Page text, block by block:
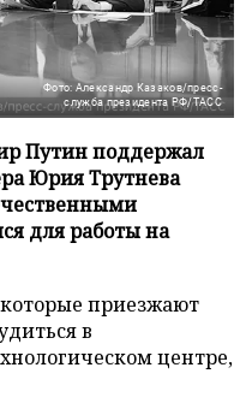
Фото: Александр Казаков/пресс-
служба президента РФ/ТАСС
Путин поддержал
Юрия Трутнева
для работы на
приезжают
в
центре,